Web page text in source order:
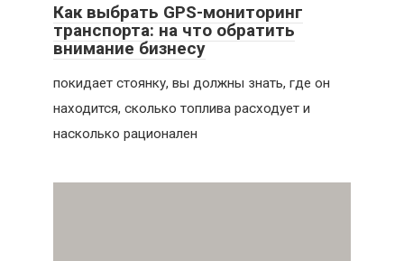
Как выбрать GPS-мониторинг
транспорта: на что обратить
внимание бизнесу
покидает стоянку, вы должны знать, где он
находится, сколько топлива расходует и
насколько рационален